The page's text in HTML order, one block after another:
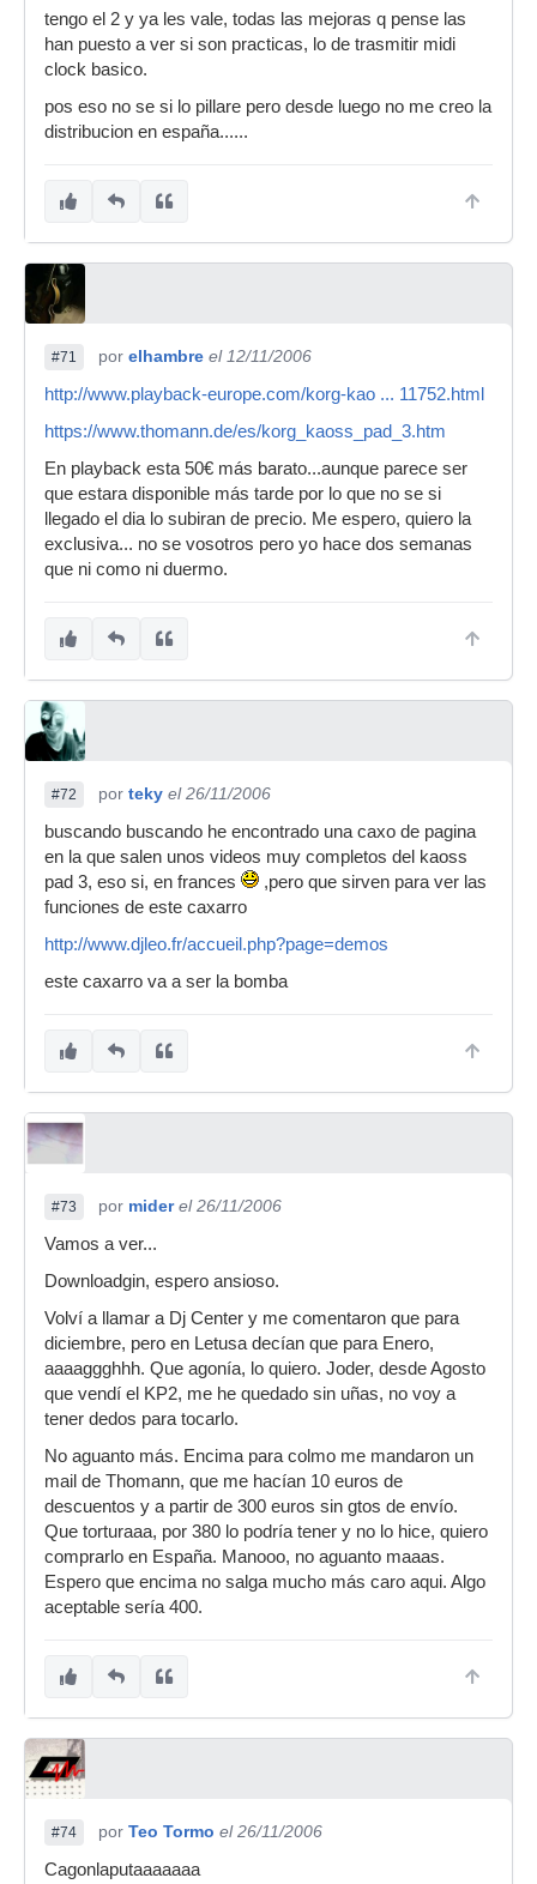
tengo el 2 y ya les vale, todas las mejoras q pense las
han puesto a ver si son practicas, lo de trasmitir midi
clock basico.
pos eso no se si lo pillare pero desde luego no me creo la
distribucion en españa......
#71 por elhambre el 12/11/2006
http://www.playback-europe.com/korg-kao ... 11752.html
https://www.thomann.de/es/korg_kaoss_pad_3.htm
En playback esta 50€ más barato...aunque parece ser
que estara disponible más tarde por lo que no se si
llegado el dia lo subiran de precio. Me espero, quiero la
exclusiva... no se vosotros pero yo hace dos semanas
que ni como ni duermo.
#72 por teky el 26/11/2006
buscando buscando he encontrado una caxo de pagina
en la que salen unos videos muy completos del kaoss
pad 3, eso si, en frances
,pero que sirven para ver las
funciones de este caxarro
http://www.djleo.fr/accueil.php?page=demos
este caxarro va a ser la bomba
#73 por mider el 26/11/2006
Vamos a ver...
Downloadgin, espero ansioso.
Volví a llamar a Dj Center y me comentaron que para
diciembre, pero en Letusa decían que para Enero,
aaaaggghhh. Que agonía, lo quiero. Joder, desde Agosto
que vendí el KP2, me he quedado sin uñas, no voy a
tener dedos para tocarlo.
No aguanto más. Encima para colmo me mandaron un
mail de Thomann, que me hacían 10 euros de
descuentos y a partir de 300 euros sin gtos de envío.
Que torturaaa, por 380 lo podría tener y no lo hice, quiero
comprarlo en España. Manooo, no aguanto maaas.
Espero que encima no salga mucho más caro aqui. Algo
aceptable sería 400.
#74 por Teo Tormo el 26/11/2006
Cagonlaputaaaaaaa